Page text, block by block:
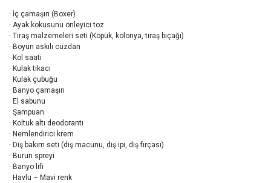
· İç çamaşırı (Boxer)
· Ayak kokusunu önleyici toz
· Tıraş malzemeleri seti (Köpük, kolonya, tıraş bıçağı)
· Boyun askılı cüzdan
· Kol saati
· Kulak tıkacı
· Kulak çubuğu
· Banyo çamaşırı
· El sabunu
· Şampuan
· Koltuk altı deodorantı
· Nemlendirici krem
· Diş bakım seti (diş macunu, diş ipi, diş fırçası)
· Burun spreyi
· Banyo lifi
· Havlu – Mavi renk